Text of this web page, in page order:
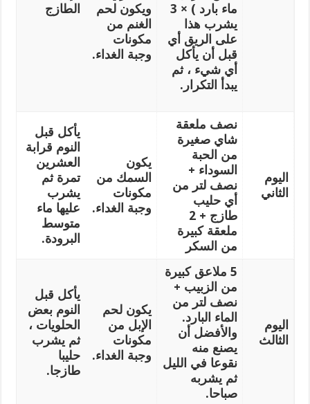
ماء بارد ) × 3
يشرب هذا
على الريق أي
قبل أن يأكل
أي شيء ، ثم
يبدأ التكرار.
ويكون لحم
الغنم من
مكونات
وجبة الغداء.
الطازج
اليوم
الثاني
نصف ملعقة
شاي صغيرة
من الحبة
السوداء +
نصف لتر من
أي حليب
طازج + 2
ملعقة كبيرة
من السكر
يكون
السمك من
مكونات
وجبة الغداء.
يأكل قبل
النوم قرابة
العشرين
تمرة ثم
يشرب
عليها ماء
متوسط
البرودة.
اليوم
الثالث
5 ملاعق كبيرة
من الزبيب +
نصف لتر من
الماء البارد.
والأفضل أن
يصنع منه
نقوعا في الليل
ثم يشربه
صباحا.
يكون لحم
الإبل من
مكونات
وجبة الغداء.
يأكل قبل
النوم بعض
الحلويات ،
ثم يشرب
حليبا
طازجا.